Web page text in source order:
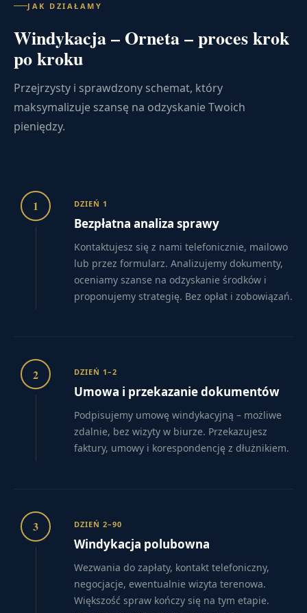
JAK DZIAŁAMY
Windykacja – Orneta – proces krok
po kroku
Przejrzysty i sprawdzony schemat, który
maksymalizuje szansę na odzyskanie Twoich
pieniędzy.
1 DZIEŃ 1
Bezpłatna analiza sprawy
Kontaktujesz się z nami telefonicznie, mailowo
lub przez formularz. Analizujemy dokumenty,
oceniamy szanse na odzyskanie środków i
proponujemy strategię. Bez opłat i zobowiązań.
2 DZIEŃ 1–2
Umowa i przekazanie dokumentów
Podpisujemy umowę windykacyjną – możliwe
zdalnie, bez wizyty w biurze. Przekazujesz
faktury, umowy i korespondencję z dłużnikiem.
3 DZIEŃ 2–90
Windykacja polubowna
Wezwania do zapłaty, kontakt telefoniczny,
negocjacje, ewentualnie wizyta terenowa.
Większość spraw kończy się na tym etapie.